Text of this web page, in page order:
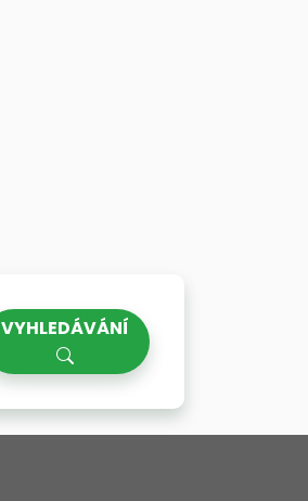
VYHLEDÁVÁNÍ